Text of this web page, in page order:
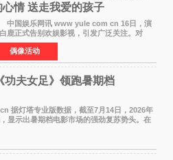
心情 送走我爱的孩子
国娱乐网讯 www yule com cn 16日，演
鹿正式告别欢娱影视，引发广泛关注。对
欢娱影视创始人于正在社交平台发文回应，
里行间流露不舍与祝福。 于正透露，以前
有演员到期不
偶像活动
功夫女足》领跑暑期档
灯塔专业版数据，截至7月14日，2026年
显示出暑期档电影市场的强劲复苏势头。在
人与大